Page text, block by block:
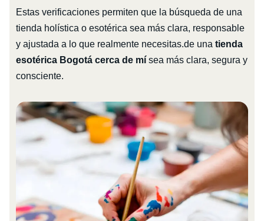
Estas verificaciones permiten que la búsqueda de una
tienda holística o esotérica sea más clara, responsable
y ajustada a lo que realmente necesitas.de una tienda
esotérica Bogotá cerca de mísea más clara, segura y
consciente.